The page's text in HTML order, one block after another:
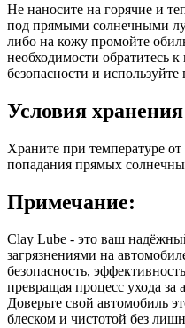
Не наносите на горячие и
под прямыми солнечными
либо на кожу промойте
необходимости обратитесь
безопасности и используйте
Условия
Храните при температуре
попадания прямых
Примечание:
Clay Lube - это ваш
загрязнениями на
безопасность,
превращая процесс ухода за
Доверьте свой автомобиль
блеском и чистотой без